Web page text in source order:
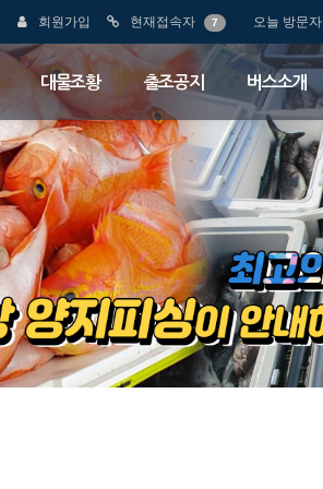
회원가입 현재접속자 7 오늘 방문자
대물조황 출조공지 버스소개